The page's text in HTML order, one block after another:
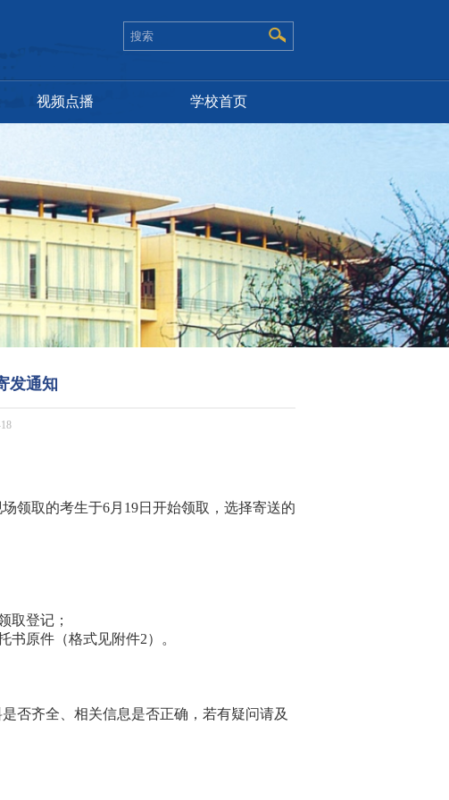
视频点播 学校首页
发通知
领取的考生于6月 19日开始领取，选择寄送的
取登记 ；
原件（格式见附件2）。
否齐全、相关信息是否正确，若有疑问请及